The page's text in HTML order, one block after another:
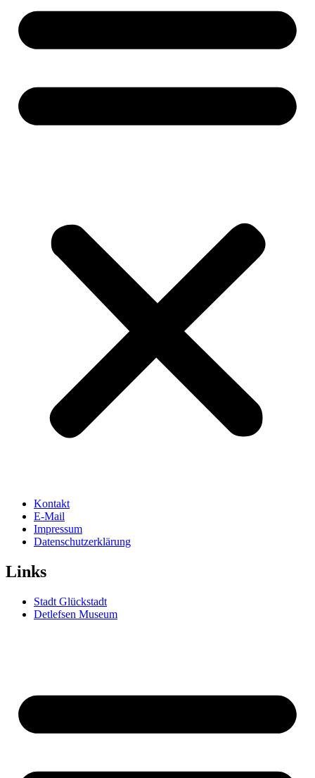
Kontakt
E-Mail
Impressum
Datenschutzerklärung
Links
Stadt Glückstadt
Detlefsen Museum